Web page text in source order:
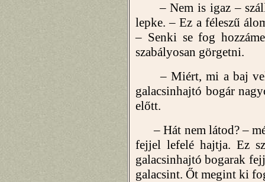
– Nem is igaz –
lepke. – Ez a féleszű
– Senki se fog
szabályosan görgetni.
– Miért, mi a baj
galacsinhajtó bogár
előtt.
– Hát nem látod? –
fejjel lefelé hajtja. Ez
galacsinhajtó bogarak
galacsint. Őt megint ki